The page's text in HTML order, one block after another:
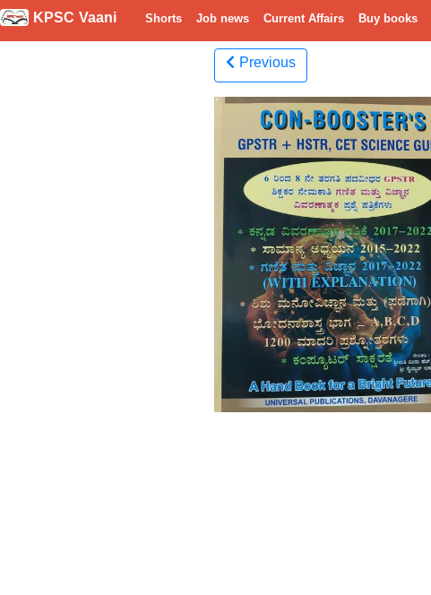
KPSC Vaani Shorts Job news Current Affairs Buy books
Previous